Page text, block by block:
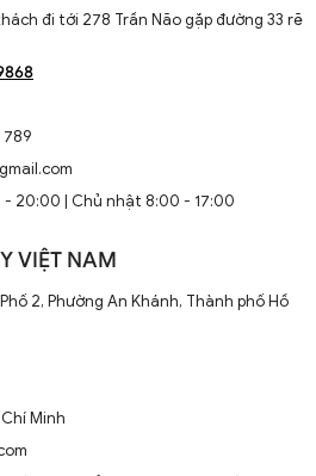
đi tới 278 Trần Não gặp đường 33 rẽ
789
- 20:00 | Chủ nhật 8:00 - 17:00
VIỆT NAM
2, Phường An Khánh, Thành phố Hồ
Minh